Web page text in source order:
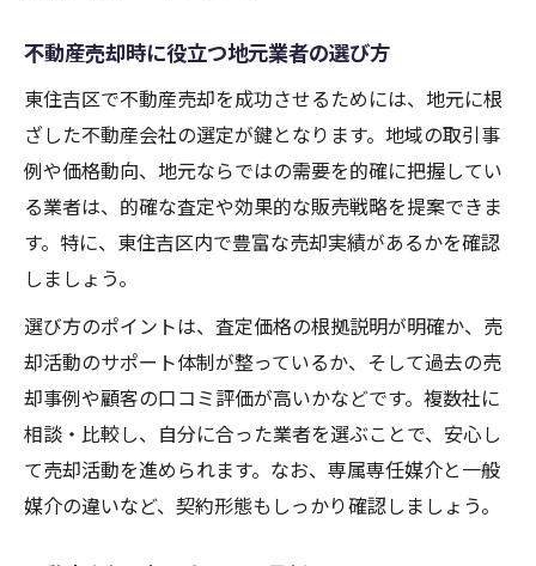
不動産売却時に役立つ地元業者の選び方
東住吉区で不動産売却を成功させるためには、地元に根
ざした不動産会社の選定が鍵となります。地域の取引事
例や価格動向、地元ならではの需要を的確に把握してい
る業者は、的確な査定や効果的な販売戦略を提案できま
す。特に、東住吉区内で豊富な売却実績があるかを確認
しましょう。
選び方のポイントは、査定価格の根拠説明が明確か、売
却活動のサポート体制が整っているか、そして過去の売
却事例や顧客の口コミ評価が高いかなどです。複数社に
相談・比較し、自分に合った業者を選ぶことで、安心し
て売却活動を進められます。なお、専属専任媒介と一般
媒介の違いなど、契約形態もしっかり確認しましょう。